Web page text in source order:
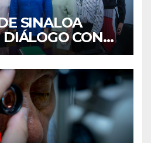
SINALOA
DIÁLOGO CON
DE